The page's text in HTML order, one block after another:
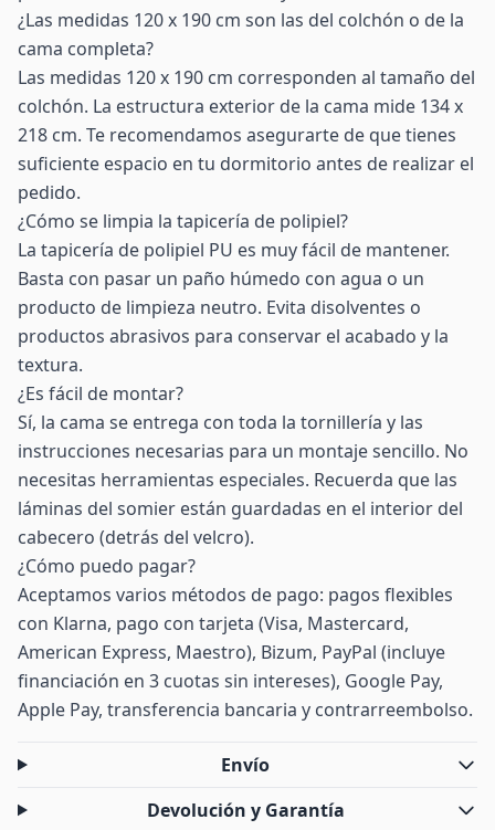
¿Las medidas 120 x 190 cm son las del colchón o de la
cama completa?
Las medidas 120 x 190 cm corresponden al tamaño del
colchón. La estructura exterior de la cama mide 134 x
218 cm. Te recomendamos asegurarte de que tienes
suficiente espacio en tu dormitorio antes de realizar el
pedido.
¿Cómo se limpia la tapicería de polipiel?
La tapicería de polipiel PU es muy fácil de mantener.
Basta con pasar un paño húmedo con agua o un
producto de limpieza neutro. Evita disolventes o
productos abrasivos para conservar el acabado y la
textura.
¿Es fácil de montar?
Sí, la cama se entrega con toda la tornillería y las
instrucciones necesarias para un montaje sencillo. No
necesitas herramientas especiales. Recuerda que las
láminas del somier están guardadas en el interior del
cabecero (detrás del velcro).
¿Cómo puedo pagar?
Aceptamos varios métodos de pago: pagos flexibles
con Klarna, pago con tarjeta (Visa, Mastercard,
American Express, Maestro), Bizum, PayPal (incluye
financiación en 3 cuotas sin intereses), Google Pay,
Apple Pay, transferencia bancaria y contrarreembolso.
Envío
Devolución y Garantía